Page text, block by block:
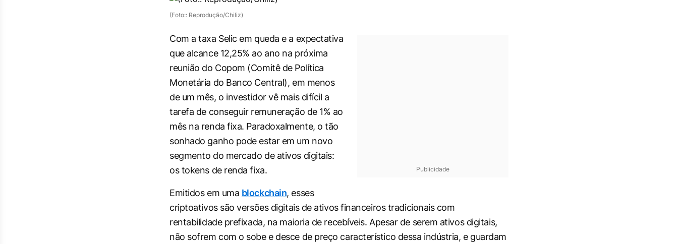
(Foto:: Reprodução/Chiliz)
Publicidade
Com a taxa Selic em queda e a expectativa
que alcance 12,25% ao ano na próxima
reunião do Copom (Comitê de Política
Monetária do Banco Central), em menos
de um mês, o investidor vê mais difícil a
tarefa de conseguir remuneração de 1% ao
mês na renda fixa. Paradoxalmente, o tão
sonhado ganho pode estar em um novo
segmento do mercado de ativos digitais:
os tokens de renda fixa.
Emitidos em uma blockchain, esses
criptoativos são versões digitais de ativos financeiros tradicionais com
rentabilidade prefixada, na maioria de recebíveis. Apesar de serem ativos digitais,
não sofrem com o sobe e desce de preço característico dessa indústria, e guardam